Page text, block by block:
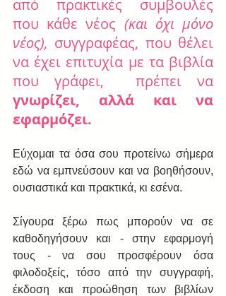
από πρακτικές συμβουλές
που κάθε νέος (και όχι μόνο
νέος), συγγραφέας, που θέλει
να έχει επιτυχία με τα βιβλία
γνωρίζει, αλλά και να
εφαρμόζει.
Εύχομαι τα όσα σου προτείνω σήμερα
εδώ να εμπνεύσουν και να βοηθήσουν,
ουσιαστικά και πρακτικά, κι εσένα.
Σίγουρα ξέρω πως μπορούν να σε
καθοδηγήσουν και - στην εφαρμογή
τους - να σου προσφέρουν όσα
φιλοδοξείς, τόσο από την συγγραφή,
έκδοση και προώθηση των βιβλίων